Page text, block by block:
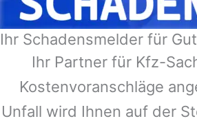
Ihr Schadensmelder für
Ihr Partner für Kfz-
Kostenvoranschläge
Unfall wird Ihnen auf der